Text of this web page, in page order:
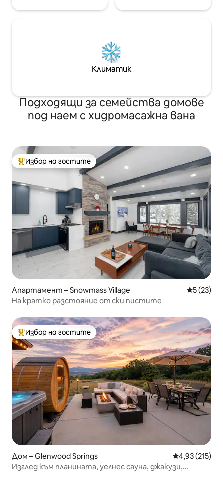
Климатик
Подходящи за семейства домове
под наем с хидромасажна вана
Най-популярен избор на гостите
Избор на гостите
Апартамент – Snowmass Village Средна
5 (23)
На кратко разстояние от ски пистите
Най-популярен избор на гостите
Избор на гостите
Дом – Glenwood Springs Средна
4,93 (215)
Изглед към планината, уелнес сауна, джакузи,